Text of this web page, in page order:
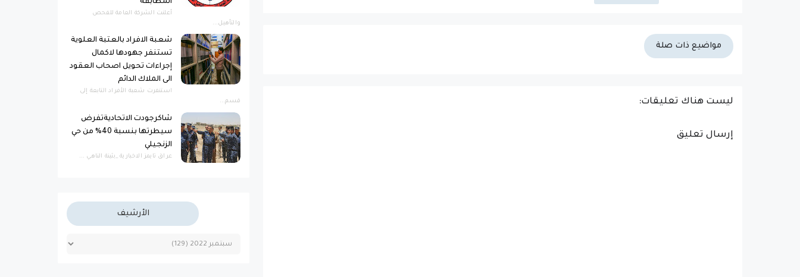
مواضيع ذات صلة
ليست هناك تعليقات:
إرسال تعليق
أعلنت الشركة العامة للفحص
والتأهيل...
شعبة الافراد بالعتبة العلوية
تستنفر جهودها لاكمال
إجراءات تحويل اصحاب العقود
الى الملاك الدائم
استنفرت شعبة الأفراد التابعة إلى
قسم...
شاكرجودت الاتحاديةتفرض
سيطرتها بنسبة 40% من حي
الزنجيلي
عراق تايمز الاخبارية _بثينة الناهي ...
الأرشيف